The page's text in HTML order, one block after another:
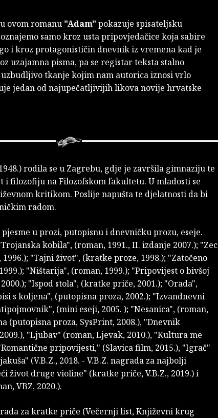
ovom romanu "Adam" pokazuje spisateljsku
samo kroz usta pripovjedačice koja sabire
i kroz protagonističin dnevnik iz vremena kad je
uzajamna pisma, pa se registar teksta stalno
tkanje kojim nam autorica iznosi vrlo
jedan od najupečatljivijih likova novije hrvatske
rodila se u Zagrebu, gdje je završila gimnaziju te
filozofiju na Filozofskom fakultetu. U mladosti se
kritikom. Poslije napušta te djelatnosti da bi
radom.
u prozi, putopisnu i dnevničku prozu, eseje.
kobila", (roman, 1991., II. izdanje 2007.); "Zec
"Tajni život", (kratke proze, 1998.); "Zatočeno
"Ništarija", (roman, 1999.); "Pripovijest o bivšoj
"Ispod stola", (kratke priče, 2001.); "Orada",
s koljena", (putopisna proza, 2002.); "Izvandnevni
(mini eseji, 2005. ); "Nesanica", (roman,
(putopisna proza, SysPrint, 2008.), "Dnevnik
"Ljubav" (roman, Ljevak, 2010.), "Kultura me
pripovijesti," (Slavica film, 2015.), "Igrač"
(V.B.Z., 2018. - V.B.Z. nagrada za najbolji
život druge violine" (kratke priče, V.B.Z., 2019.) i
VBZ, 2020.).
za kratke priče (Večernji list, Književni krug